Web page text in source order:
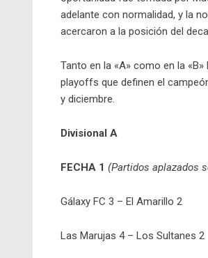
adelante con normalidad, y la
acercaron a la posición del
Tanto en la «A» como en la
playoffs que definen el
y diciembre.
Divisional A
FECHA 1 (Partidos aplazados
Gálaxy FC 3 – El Amarillo 2
Las Marujas 4 – Los Sultanes 2